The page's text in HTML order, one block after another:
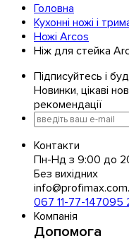
Головна
Кухонні ножі і
Ножі Arcos
Ніж для стейка
Підписуйтесь і
Новинки, цікаві
рекомендації
Контакти
Пн-Нд з 9:00 до
Без вихідних
067 11-77-147095
Компанія
Допомога